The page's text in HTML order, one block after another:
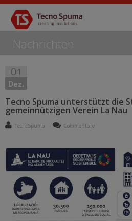
Español
Català
Français
Deutsch
Nachrichten
01
Dez.
Tecno Spuma unterstützt die
gemeinnützigen Verein La Nau
TecnoSpuma Commentare